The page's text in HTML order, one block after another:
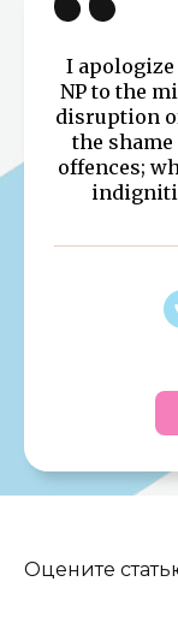
I apologize
NP to the
disruption
the
offences;
Оцените